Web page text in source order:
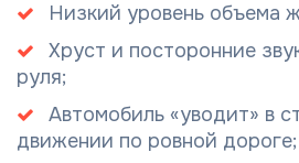
Низкий уровень объема
Хруст и посторонние
руля;
Автомобиль «уводит» в
движении по ровной дороге;